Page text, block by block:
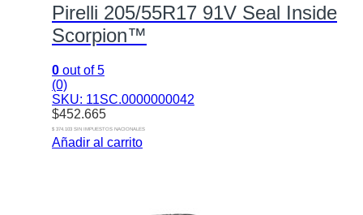
Pirelli 205/55R17 91V Seal Inside
Scorpion™
0 out of 5
(0)
SKU: 11SC.0000000042
$452.665
$ 374.103 SIN IMPUESTOS NACIONALES
Añadir al carrito